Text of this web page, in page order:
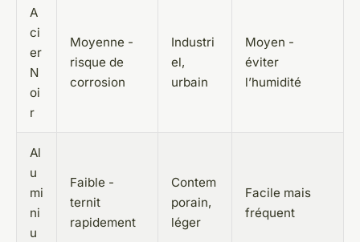
A
ci
er
N
oi
r
Moyenne -
risque de
corrosion
Industri
el,
urbain
Moyen -
éviter
l’humidité
Al
u
mi
ni
u
Faible -
ternit
rapidement
Contem
porain,
léger
Facile mais
fréquent